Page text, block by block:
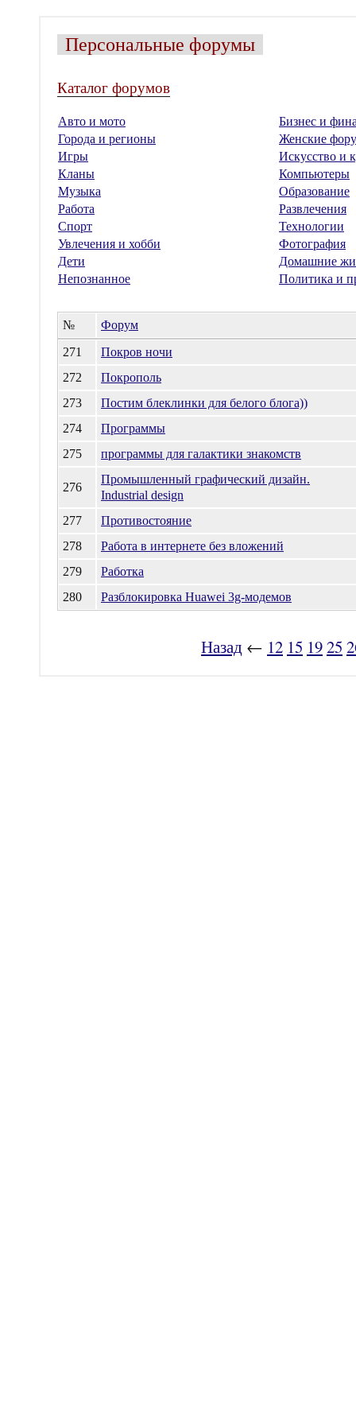
Персональные форумы
Каталог форумов
Авто и мото
Бизнес и
Города и регионы
Женские
Игры
Искусство и
Кланы
Компьютеры
Музыка
Образование
Работа
Развлечения
Спорт
Технологии
Увлечения и хобби
Фотография
Дети
Домашние
Непознанное
Политика и
№
Форум
271
Покров ночи
272
Покрополь
273
Постим блеклинки для белого блога))
274
Программы
275
программы для галактики знакомств
276
Промышленный графический дизайн.
Industrial design
277
Противостояние
278
Работа в интернете без вложений
279
Работка
280
Разблокировка Huawei 3g-модемов
Назад ← 12 15 1925